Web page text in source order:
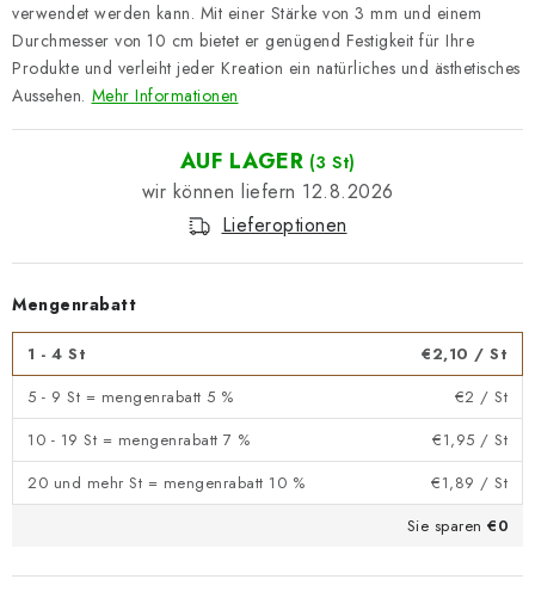
verwendet werden kann. Mit einer Stärke von 3 mm und einem
Durchmesser von 10 cm bietet er genügend Festigkeit für Ihre
Produkte und verleiht jeder Kreation ein natürliches und ästhetisches
Aussehen. Mehr Informationen
AUF LAGER (3 St)
12.8.2026
Lieferoptionen
Mengenrabatt
1 - 4 St €2,10 / St
5 - 9 St = mengenrabatt 5 %
€2 / St
10 - 19 St = mengenrabatt 7 %
€1,95 / St
20 und mehr St = mengenrabatt 10 %
€1,89 / St
Sie sparen €0